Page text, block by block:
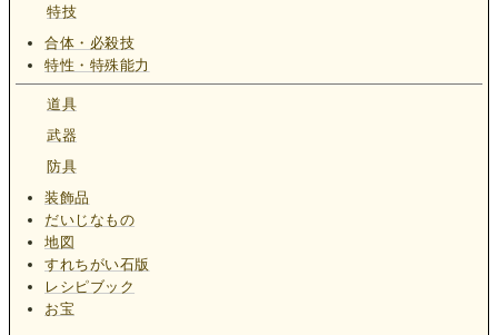
特技
合体・必殺技
特性・特殊能力
道具
武器
防具
装飾品
だいじなもの
地図
すれちがい石版
レシピブック
お宝